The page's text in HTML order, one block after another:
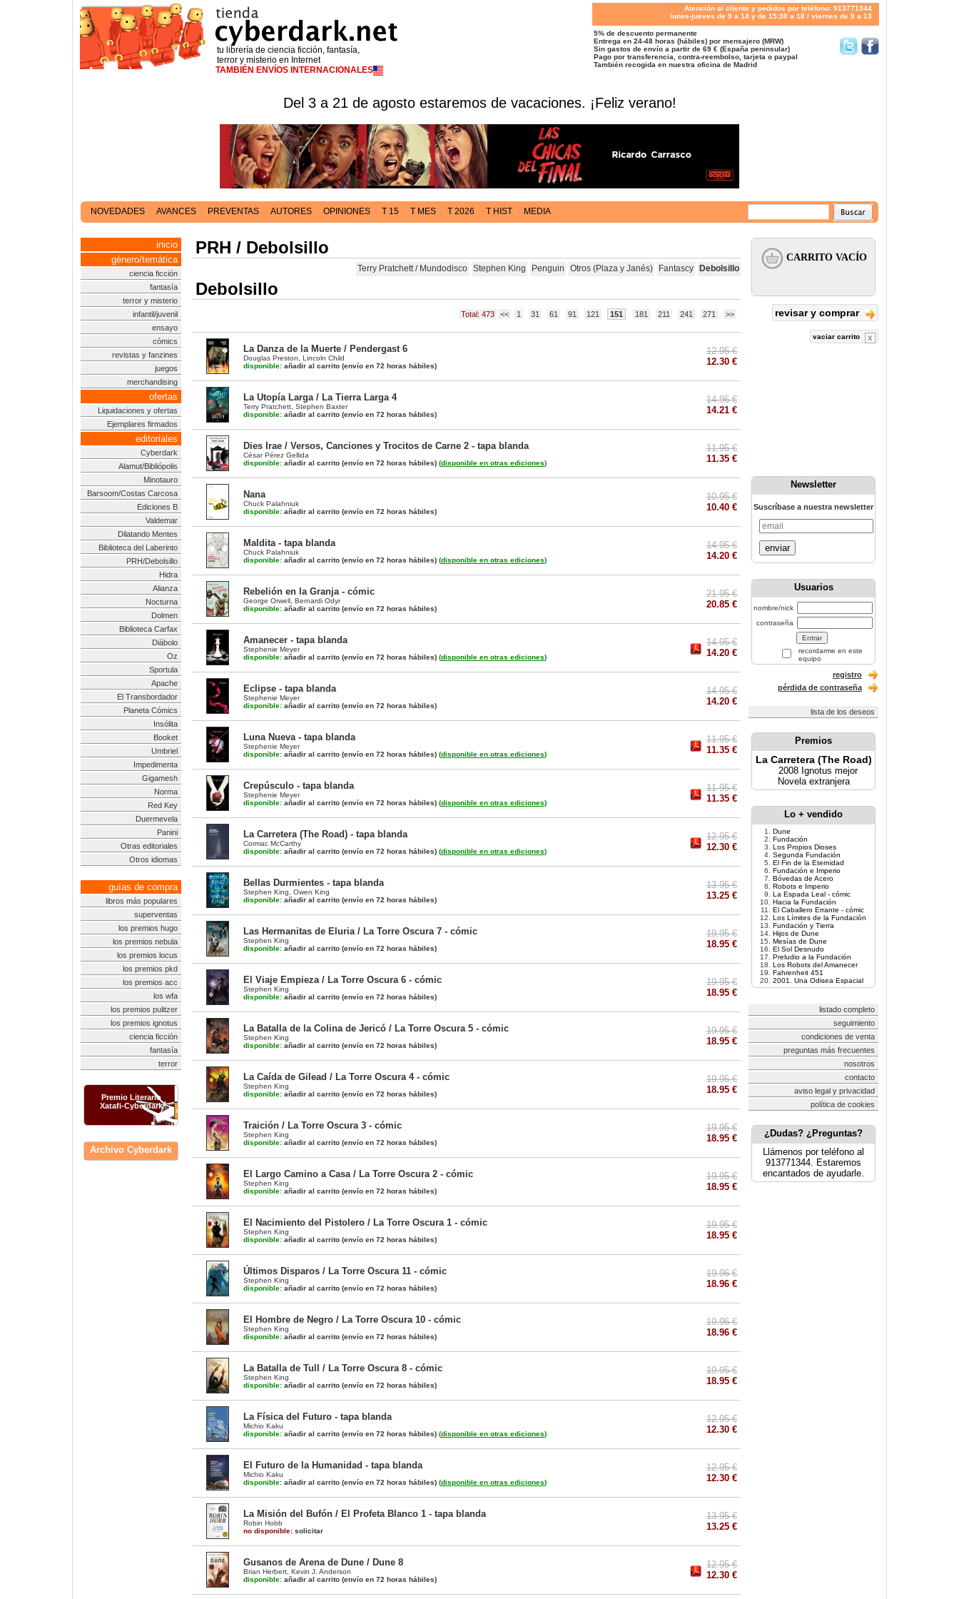
tu librería de ciencia ficción, fantasía,
terror y misterio en Internet
TAMBIÉN ENVÍOS INTERNACIONALES
Atención al cliente y pedidos por teléfono: 913771344
lunes-jueves de 9 a 14 y de 15:30 a 18 / viernes de 9 a 13
5% de descuento permanente
Entrega en 24-48 horas (hábiles) por mensajero (MRW)
Sin gastos de envío a partir de 69 € (España peninsular)
Pago por transferencia, contra-reembolso, tarjeta o paypal
También recogida en nuestra oficina de Madrid
Del 3 a 21 de agosto estaremos de vacaciones. ¡Feliz verano!
NOVEDADES AVANCES PREVENTAS AUTORES OPINIONES T 15 T MES T 2026 T HIST MEDIA
inicio
género/temática
ciencia ficción
fantasía
terror y misterio
infantil/juvenil
ensayo
cómics
revistas y fanzines
juegos
merchandising
ofertas
Liquidaciones y ofertas
Ejemplares firmados
editoriales
Cyberdark
Alamut/Bibliópolis
Minotauro
Barsoom/Costas Carcosa
Ediciones B
Valdemar
Dilatando Mentes
Biblioteca del Laberinto
PRH/Debolsillo
Hidra
Alianza
Nocturna
Dolmen
Biblioteca Carfax
Diábolo
Oz
Sportula
Apache
El Transbordador
Planeta Cómics
Insólita
Booket
Umbriel
Impedimenta
Gigamesh
Norma
Red Key
Duermevela
Panini
Otras editoriales
Otros idiomas
guías de compra
libros más populares
superventas
los premios hugo
los premios nebula
los premios locus
los premios pkd
los premios acc
los wfa
los premios pulitzer
los premios ignotus
ciencia ficción
fantasía
terror
Premio Literario
Xatafi-Cyberdark
Archivo Cyberdark
PRH / Debolsillo
Debolsillo
Fantascy
Otros (Plaza y Janés)
Penguin
Stephen King
Terry Pratchett / Mundodisco
Debolsillo
Total: 473 << 1 31 61 91 121 151 181 211 241 271 >>
La Danza de la Muerte / Pendergast 6
Douglas Preston
Lincoln Child
disponible: añadir al carrito (envío en 72 horas hábiles)
12.95 €
12.30 €
La Utopía Larga / La Tierra Larga 4
Terry Pratchett Stephen Baxter
disponible: añadir al carrito (envío en 72 horas hábiles)
14.96 €
14.21 €
Dies Irae / Versos, Canciones y Trocitos de Carne 2 - tapa blanda
César Pérez Gellida
disponible: añadir al carrito (envío en 72 horas hábiles) (disponible en otras ediciones)
11.95 €
11.35 €
Nana
Chuck Palahniuk
disponible: añadir al carrito (envío en 72 horas hábiles)
10.95 €
10.40 €
Maldita - tapa blanda
Chuck Palahniuk
disponible: añadir al carrito (envío en 72 horas hábiles) (disponible en otras ediciones)
14.95 €
14.20 €
Rebelión en la Granja - cómic
George Orwell Bernardi Odyr
disponible: añadir al carrito (envío en 72 horas hábiles)
21.95 €
20.85 €
Amanecer - tapa blanda
Stephenie Meyer
disponible: añadir al carrito (envío en 72 horas hábiles) (disponible en otras ediciones)
14.95 €
14.20 €
Eclipse - tapa blanda
Stephenie Meyer
disponible: añadir al carrito (envío en 72 horas hábiles)
14.95 €
14.20 €
Luna Nueva - tapa blanda
Stephenie Meyer
disponible: añadir al carrito (envío en 72 horas hábiles) (disponible en otras ediciones)
11.95 €
11.35 €
Crepúsculo - tapa blanda
Stephenie Meyer
disponible: añadir al carrito (envío en 72 horas hábiles) (disponible en otras ediciones)
11.95 €
11.35 €
La Carretera (The Road) - tapa blanda
Cormac McCarthy
disponible: añadir al carrito (envío en 72 horas hábiles) (disponible en otras ediciones)
12.95 €
12.30 €
Bellas Durmientes - tapa blanda
Stephen King
Owen King
disponible: añadir al carrito (envío en 72 horas hábiles)
13.95 €
13.25 €
Las Hermanitas de Eluria / La Torre Oscura 7 - cómic
Stephen King
disponible: añadir al carrito (envío en 72 horas hábiles)
19.95 €
18.95 €
El Viaje Empieza / La Torre Oscura 6 - cómic
Stephen King
disponible: añadir al carrito (envío en 72 horas hábiles)
19.95 €
18.95 €
La Batalla de la Colina de Jericó / La Torre Oscura 5 - cómic
Stephen King
disponible: añadir al carrito (envío en 72 horas hábiles)
19.95 €
18.95 €
La Caída de Gilead / La Torre Oscura 4 - cómic
Stephen King
disponible: añadir al carrito (envío en 72 horas hábiles)
19.95 €
18.95 €
Traición / La Torre Oscura 3 - cómic
Stephen King
disponible: añadir al carrito (envío en 72 horas hábiles)
19.95 €
18.95 €
El Largo Camino a Casa / La Torre Oscura 2 - cómic
Stephen King
disponible: añadir al carrito (envío en 72 horas hábiles)
19.95 €
18.95 €
El Nacimiento del Pistolero / La Torre Oscura 1 - cómic
Stephen King
disponible: añadir al carrito (envío en 72 horas hábiles)
19.95 €
18.95 €
Últimos Disparos / La Torre Oscura 11 - cómic
Stephen King
disponible: añadir al carrito (envío en 72 horas hábiles)
19.96 €
18.96 €
El Hombre de Negro / La Torre Oscura 10 - cómic
Stephen King
disponible: añadir al carrito (envío en 72 horas hábiles)
19.96 €
18.96 €
La Batalla de Tull / La Torre Oscura 8 - cómic
Stephen King
disponible: añadir al carrito (envío en 72 horas hábiles)
19.95 €
18.95 €
La Física del Futuro - tapa blanda
Michio Kaku
disponible: añadir al carrito (envío en 72 horas hábiles) (disponible en otras ediciones)
12.95 €
12.30 €
El Futuro de la Humanidad - tapa blanda
Michio Kaku
disponible: añadir al carrito (envío en 72 horas hábiles) (disponible en otras ediciones)
12.95 €
12.30 €
La Misión del Bufón / El Profeta Blanco 1 - tapa blanda
Robin Hobb
no disponible: solicitar
13.95 €
13.25 €
Gusanos de Arena de Dune / Dune 8
Brian Herbert Kevin J. Anderson
disponible: añadir al carrito (envío en 72 horas hábiles)
12.95 €
12.30 €
revisar y comprar
vaciar carrito
Newsletter
Suscríbase a nuestra newsletter
enviar
Usuarios
nombre/nick
contraseña
recordarme en este
equipo
registro
pérdida de contraseña
lista de los deseos
Premios
La Carretera (The Road)
2008 Ignotus mejor
Novela extranjera
Lo + vendido
Dune
Fundación
Los Propios Dioses
Segunda Fundación
El Fin de la Eternidad
Fundación e Imperio
Bóvedas de Acero
Robots e Imperio
La Espada Leal - cómic
Hacia la Fundación
El Caballero Errante - cómic
Los Límites de la Fundación
Fundación y Tierra
Hijos de Dune
Mesías de Dune
El Sol Desnudo
Preludio a la Fundación
Los Robots del Amanecer
Fahrenheit 451
2001. Una Odisea Espacial
listado completo
seguimiento
condiciones de venta
preguntas más frecuentes
nosotros
contacto
aviso legal y privacidad
política de cookies
¿Dudas? ¿Preguntas?
Llámenos por teléfono al
913771344. Estaremos
encantados de ayudarle.